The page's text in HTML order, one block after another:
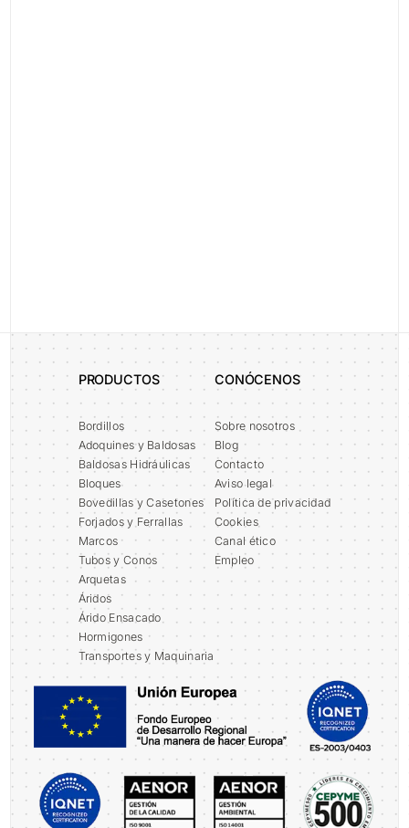
PRODUCTOS
Bordillos
Adoquines y Baldosas
Baldosas Hidráulicas
Bloques
Bovedillas y Casetones
Forjados y Ferrallas
Marcos
Tubos y Conos
Arquetas
Áridos
Árido Ensacado
Hormigones
Transportes y Maquinaria
CONÓCENOS
Sobre nosotros
Blog
Contacto
Aviso legal
Política de privacidad
Cookies
Canal ético
Empleo